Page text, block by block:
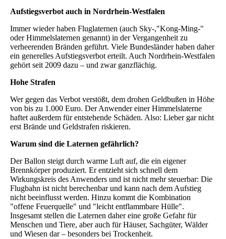
Aufstiegsverbot auch in Nordrhein-Westfalen
Immer wieder haben Fluglaternen (auch Sky-,"Kong-Ming-"
oder Himmelslaternen genannt) in der Vergangenheit zu
verheerenden Bränden geführt. Viele Bundesländer haben daher
ein generelles Aufstiegsverbot erteilt. Auch Nordrhein-Westfalen
gehört seit 2009 dazu – und zwar ganzflächig.
Hohe Strafen
Wer gegen das Verbot verstößt, dem drohen Geldbußen in Höhe
von bis zu 1.000 Euro. Der Anwender einer Himmelslaterne
haftet außerdem für entstehende Schäden. Also: Lieber gar nicht
erst Brände und Geldstrafen riskieren.
Warum sind die Laternen gefährlich?
Der Ballon steigt durch warme Luft auf, die ein eigener
Brennkörper produziert. Er entzieht sich schnell dem
Wirkungskreis des Anwenders und ist nicht mehr steuerbar: Die
Flugbahn ist nicht berechenbar und kann nach dem Aufstieg
nicht beeinflusst werden. Hinzu kommt die Kombination
"offene Feuerquelle" und "leicht entflammbare Hülle".
Insgesamt stellen die Laternen daher eine große Gefahr für
Menschen und Tiere, aber auch für Häuser, Sachgüter, Wälder
und Wiesen dar – besonders bei Trockenheit.